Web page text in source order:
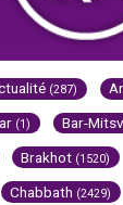
(287)
(1) Bar-
Brakhot (1520)
Chabbath (2429)